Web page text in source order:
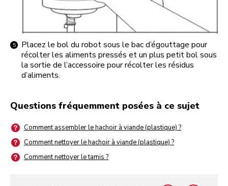
Placez le bol du robot sous le bac d’égouttage pour
récolter les aliments pressés et un plus petit bol sous
la sortie de l’accessoire pour récolter les résidus
d’aliments.
Questions fréquemment posées à ce sujet
Comment assembler le hachoir à viande (plastique) ?
Comment nettoyer le hachoir à viande (plastique) ?
Comment nettoyer le tamis ?